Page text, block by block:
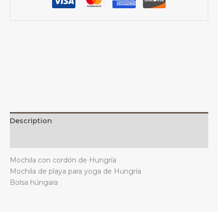
Description
Mochila con cordón de Hungría
Mochila de playa para yoga de Hungría
Bolsa húngara